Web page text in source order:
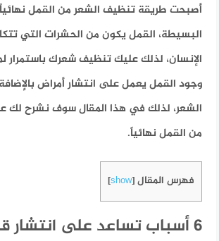
أصبحت طريقة تنظيف الشعر من القمل نهائياً
البسيطة، القمل يكون من الحشرات التي
الإنسان، لذلك عليك تنظيف شعرك باستمرار
وجود القمل يعمل على انتشار أمراض
الشعر، لذلك في هذا المقال سوف نشرح لك
من القمل نهائياً.
فهرس المقال [
show
]
6 أسباب تساعد على انتشار قمل الشعر